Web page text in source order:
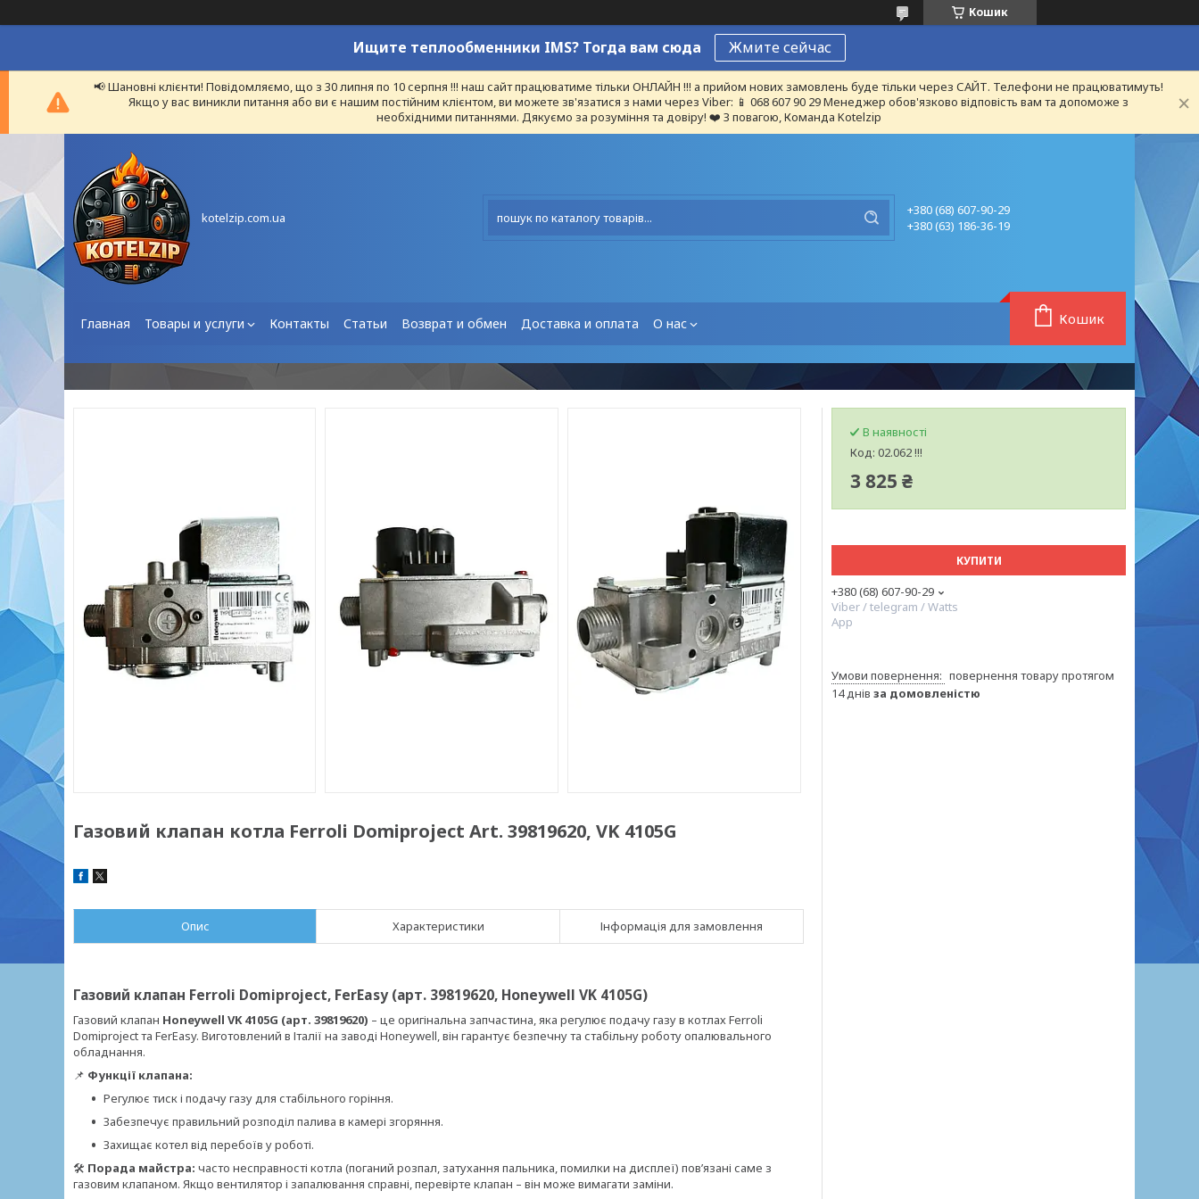
Кошик
Ищите теплообменники IMS? Тогда вам сюда Жмите сейчас
📢 Шановні клієнти! Повідомляємо, що з 30 липня по 10 серпня !!! наш сайт працюватиме тільки ОНЛАЙН !!! а прийом нових замовлень буде тільки через САЙТ. Телефони не працюватимуть!
Якщо у вас виникли питання або ви є нашим постійним клієнтом, ви можете зв'язатися з нами через Viber: 📱 068 607 90 29 Менеджер обов'язково відповість вам та допоможе з
необхідними питаннями. Дякуємо за розуміння та довіру! ❤️ З повагою, Команда Kotelzip
kotelzip.com.ua
+380 (68) 607-90-29
+380 (63) 186-36-19
Главная Товары и услуги Контакты Статьи Возврат и обмен Доставка и оплата О нас Кошик
Газовий клапан котла Ferroli Domiproject Art. 39819620, VK 4105G
Опис Характеристики Інформація для замовлення
Газовий клапан Ferroli Domiproject, FerEasy (арт. 39819620, Honeywell VK 4105G)
Газовий клапан Honeywell VK 4105G (арт. 39819620) – це оригінальна запчастина, яка регулює подачу газу в котлах Ferroli
Domiproject та FerEasy. Виготовлений в Італії на заводі Honeywell, він гарантує безпечну та стабільну роботу опалювального
обладнання.
📌 Функції клапана:
Регулює тиск і подачу газу для стабільного горіння.
Забезпечує правильний розподіл палива в камері згоряння.
Захищає котел від перебоїв у роботі.
🛠 Порада майстра: часто несправності котла (поганий розпал, затухання пальника, помилки на дисплеї) пов’язані саме з
газовим клапаном. Якщо вентилятор і запалювання справні, перевірте клапан – він може вимагати заміни.
В наявності
Код: 02.062 !!!
3 825 ₴
КУПИТИ
+380 (68) 607-90-29
Viber / telegram / Watts
App
повернення товару протягом
14 днів за домовленістю